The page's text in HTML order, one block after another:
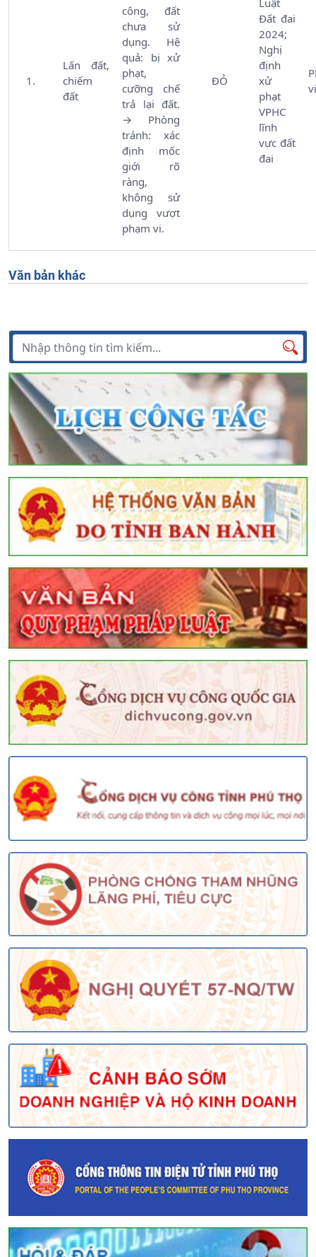
Lấn đất,
chiếm
đất
công, đất
chưa sử
dụng. Hệ
quả: bị xử
phạt,
cưỡng chế
trả lại đất.
→ Phòng
tránh: xác
định mốc
giới rõ
ràng,
không sử
dụng vượt
phạm vi.
ĐỎ
Luật
Đất đai
2024;
Nghị
định
xử
phạt
VPHC
lĩnh
vực đất
đai
Văn bản khác
Tìm kiếm
Tìm
kiếm